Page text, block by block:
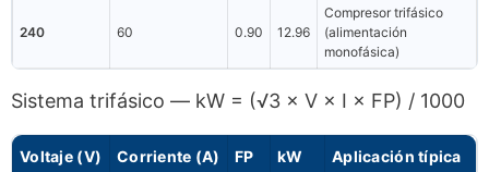
240 60 0.90 12.96
Compresor trifásico
(alimentación
monofásica)
Sistema trifásico — kW = (√3 × V × I × FP) / 1000
Voltaje (V) Corriente (A) FP kW Aplicación típica